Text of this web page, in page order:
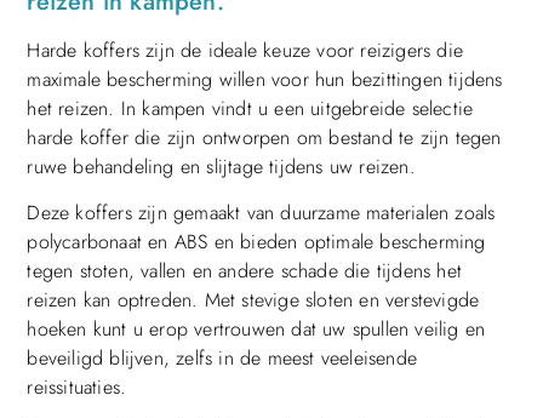
Harde koffers zijn de ideale keuze voor reizigers die
maximale bescherming willen voor hun bezittingen tijdens
het reizen. In kampen vindt u een uitgebreide selectie
harde koffer die zijn ontworpen om bestand te zijn tegen
ruwe behandeling en slijtage tijdens uw reizen.
Deze koffers zijn gemaakt van duurzame materialen zoals
polycarbonaat en ABS en bieden optimale bescherming
tegen stoten, vallen en andere schade die tijdens het
reizen kan optreden. Met stevige sloten en verstevigde
hoeken kunt u erop vertrouwen dat uw spullen veilig en
beveiligd blijven, zelfs in de meest veeleisende
reissituaties.